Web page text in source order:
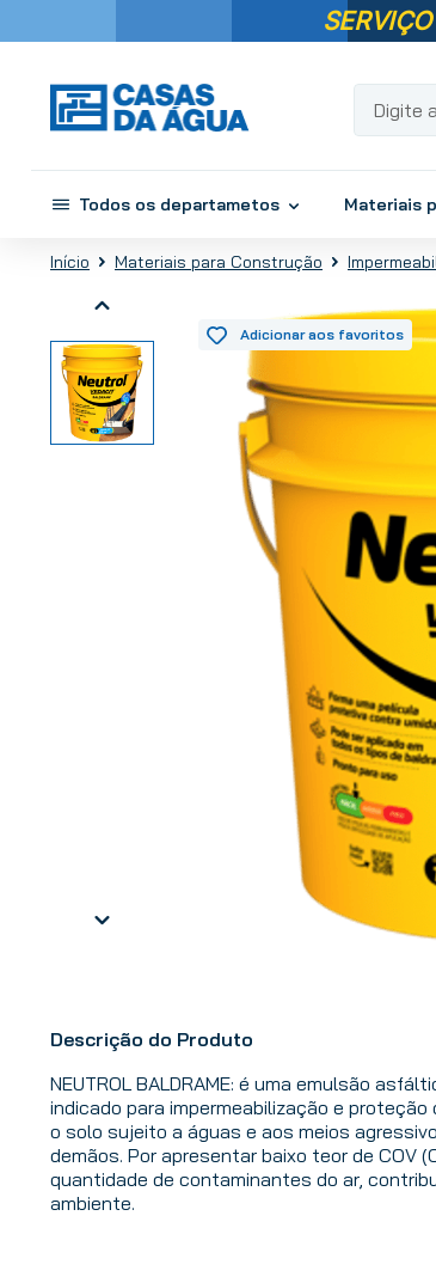
Digite a
Todos os departametos Materiais
Materiais para Construção
Descrição do Produto
NEUTROL BALDRAME: é uma emulsão
indicado para impermeabilização e
o solo sujeito a águas e aos meios
demãos. Por apresentar baixo teor de COV
quantidade de contaminantes do ar,
ambiente.